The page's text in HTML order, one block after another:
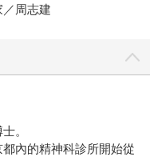
周志建
。
內的精神科診所開始從